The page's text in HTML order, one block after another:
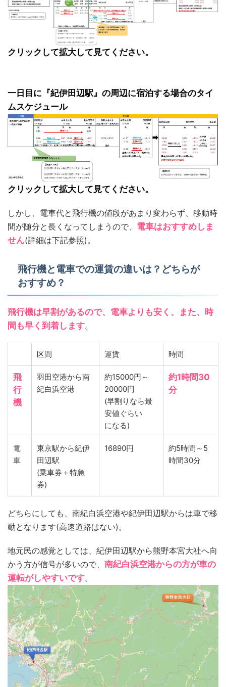
クリックして拡大して見てください。
一日目に『紀伊田辺駅』の周辺に宿泊する場合のタイ
ムスケジュール
クリックして拡大して見てください。
しかし、電車代と飛行機の値段があまり変わらず、移動時
間が随分と長くなってしまうので、 電車はおすすめしま
せん(詳細は下記参照)。
飛行機と電車での運賃の違いは？どちらが
おすすめ？
飛行機は早割があるので、電車よりも安く、また、時
間も早く到着します。
区間 運賃 時間
飛
行
機
羽田空港から南
紀白浜空港
約15000円～
20000円
(早割りなら最
安値ぐらい
になる)
約1時間30
分
電
車
東京駅から紀伊
田辺駅
(乗車券＋特急
券)
16890円
約5時間～5
時間30分
どちらにしても、南紀白浜空港や紀伊田辺駅からは車で移
動となります(高速道路はない)。
地元民の感覚としては、紀伊田辺駅から熊野本宮大社へ向
かう方が信号が多いので、 南紀白浜空港からの方が車の
運転がしやすいです。